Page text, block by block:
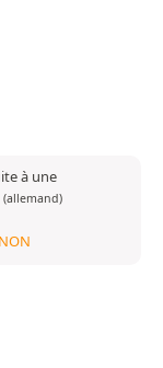
à une
NON